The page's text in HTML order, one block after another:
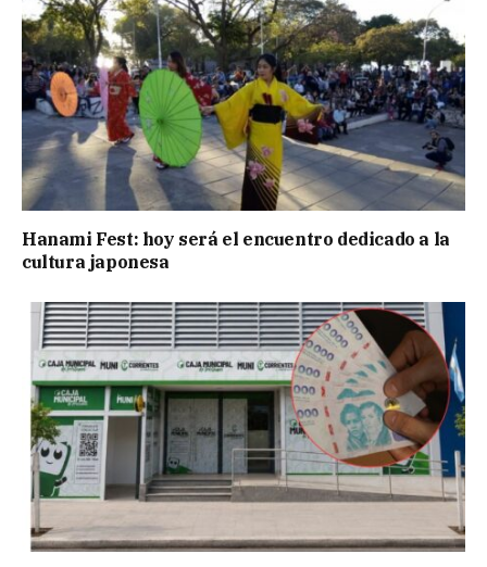
Hanami Fest: hoy será el encuentro dedicado a la
cultura japonesa